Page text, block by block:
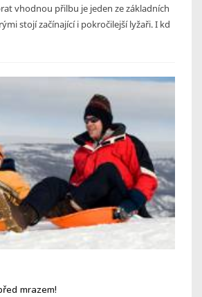
vhodnou přilbu je jeden ze základních
stojí začínající i pokročilejší lyžaři. I kd
mrazem!